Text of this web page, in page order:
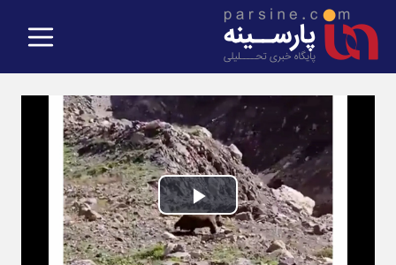
Play
Video